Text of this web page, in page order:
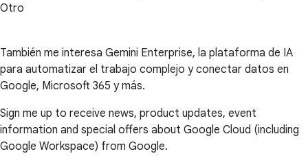
Otro
También me interesa Gemini Enterprise, la plataforma de IA
para automatizar el trabajo complejo y conectar datos en
Google, Microsoft 365 y más.
Sign me up to receive news, product updates, event
information and special offers about Google Cloud (including
Google Workspace) from Google.